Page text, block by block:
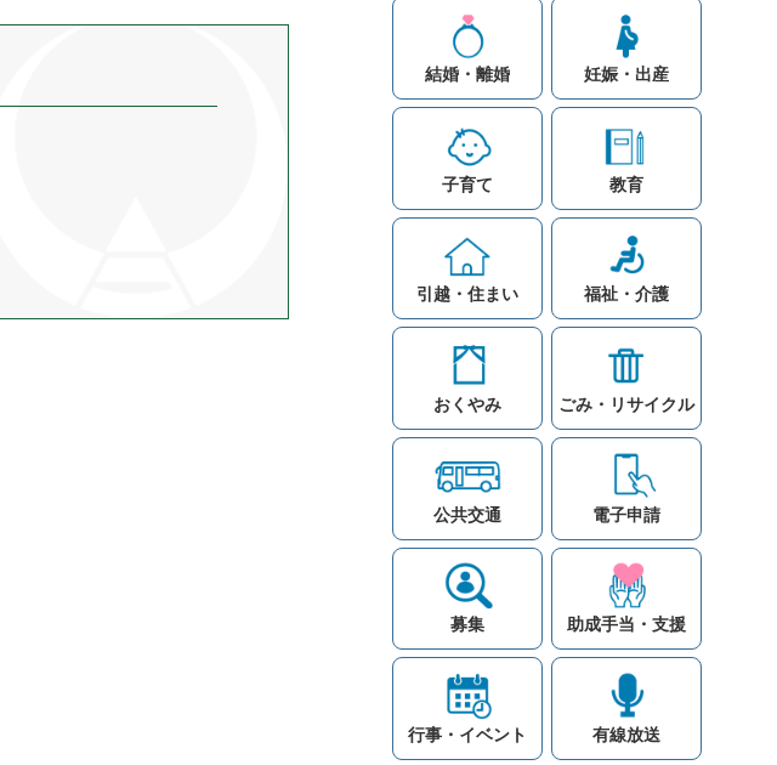
結婚・離婚 妊娠・出産
子育て 教育
引越・住まい 福祉・介護
おくやみ ごみ・リサイクル
公共交通 電子申請
募集 助成手当・支援
行事・イベント 有線放送